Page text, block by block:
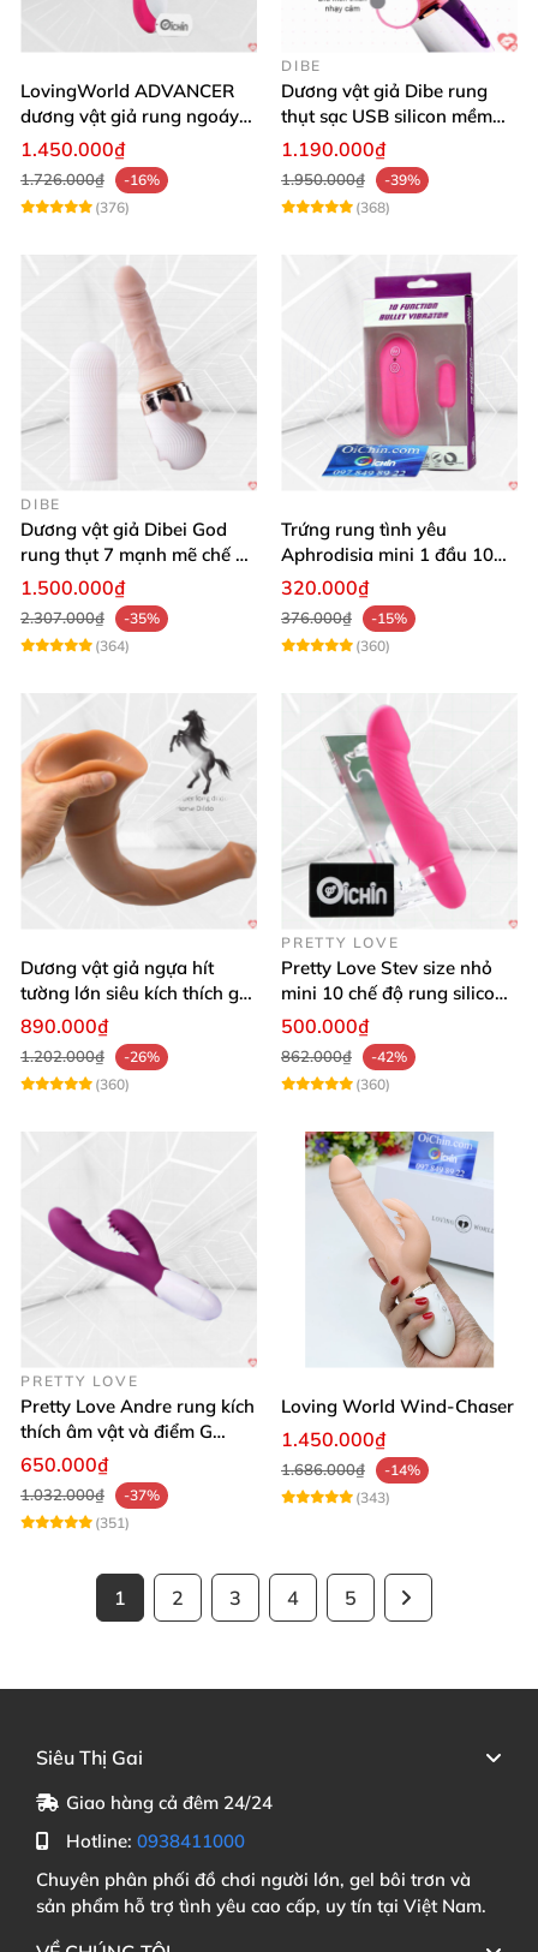
LovingWorld ADVANCER
dương vật giả rung ngoáy
thụt 7 chế độ
1.450.000₫
1.726.000₫
-16%
(376)
DIBE
Dương vật giả Dibe rung
thụt sạc USB silicon mềm
mại thật
1.190.000₫
1.950.000₫
-39%
(368)
DIBE
Dương vật giả Dibei God
rung thụt 7 mạnh mẽ chế độ
tỏa nhiệt
1.500.000₫
2.307.000₫
-35%
(364)
Trứng rung tình yêu
Aphrodisia mini 1 đầu 10
chế độ rung đa năng
320.000₫
376.000₫
-15%
(360)
Dương vật giả ngựa hít
tường lớn siêu kích thích gai
nổi
890.000₫
1.202.000₫
-26%
(360)
PRETTY LOVE
Pretty Love Stev size nhỏ
mini 10 chế độ rung silicone
mềm
500.000₫
862.000₫
-42%
(360)
PRETTY LOVE
Pretty Love Andre rung kích
thích âm vật và điểm G
mạnh mẽ
650.000₫
1.032.000₫
-37%
(351)
Loving World Wind-Chaser
1.450.000₫
1.686.000₫
-14%
(343)
1 2 3 4 5
Siêu Thị Gai
Giao hàng cả đêm 24/24
Hotline: 0938411000
Chuyên phân phối đồ chơi người lớn, gel bôi trơn và
sản phẩm hỗ trợ tình yêu cao cấp, uy tín tại Việt Nam.